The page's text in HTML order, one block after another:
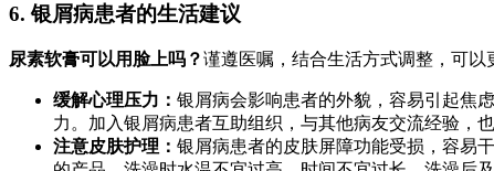
6. 银屑病患者的生活建议
尿素软膏可以用脸上吗？谨遵医嘱，结合生活方式调整，可以
缓解心理压力： 银屑病会影响患者的外貌，容易引起焦
力。加入银屑病患者互助组织，与其他病友交流经验，
注意皮肤护理： 银屑病患者的皮肤屏障功能受损，容易